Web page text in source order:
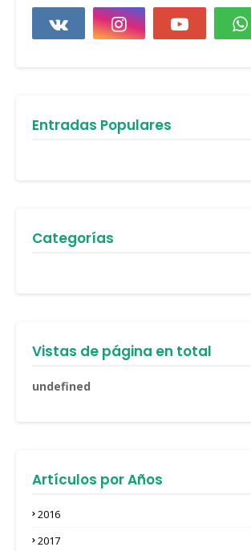
Entradas Populares
Categorías
Vistas de página en total
undefned
Artículos por Años
2016
2017